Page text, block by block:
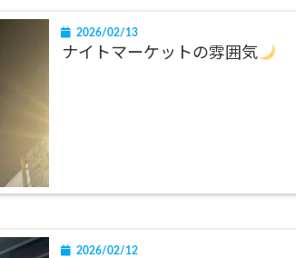
2026/02/13
ナイトマーケットの雰囲気
2026/02/12